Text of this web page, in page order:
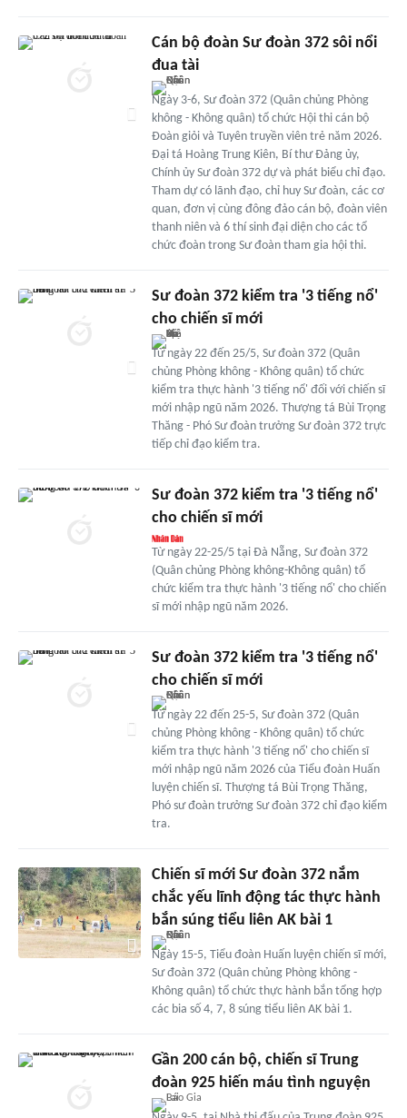
Cán bộ đoàn Sư đoàn 372 sôi nổi
đua tài
Ngày 3-6, Sư đoàn 372 (Quân chủng Phòng
không - Không quân) tổ chức Hội thi cán bộ
Đoàn giỏi và Tuyên truyền viên trẻ năm 2026.
Đại tá Hoàng Trung Kiên, Bí thư Đảng ủy,
Chính ủy Sư đoàn 372 dự và phát biểu chỉ đạo.
Tham dự có lãnh đạo, chỉ huy Sư đoàn, các cơ
quan, đơn vị cùng đông đảo cán bộ, đoàn viên
thanh niên và 6 thí sinh đại diện cho các tổ
chức đoàn trong Sư đoàn tham gia hội thi.
Sư đoàn 372 kiểm tra '3 tiếng nổ'
cho chiến sĩ mới
Từ ngày 22 đến 25/5, Sư đoàn 372 (Quân
chủng Phòng không - Không quân) tổ chức
kiểm tra thực hành '3 tiếng nổ' đối với chiến sĩ
mới nhập ngũ năm 2026. Thượng tá Bùi Trọng
Thăng - Phó Sư đoàn trưởng Sư đoàn 372 trực
tiếp chỉ đạo kiểm tra.
Sư đoàn 372 kiểm tra '3 tiếng nổ'
cho chiến sĩ mới
Từ ngày 22-25/5 tại Đà Nẵng, Sư đoàn 372
(Quân chủng Phòng không-Không quân) tổ
chức kiểm tra thực hành '3 tiếng nổ' cho chiến
sĩ mới nhập ngũ năm 2026.
Sư đoàn 372 kiểm tra '3 tiếng nổ'
cho chiến sĩ mới
Từ ngày 22 đến 25-5, Sư đoàn 372 (Quân
chủng Phòng không - Không quân) tổ chức
kiểm tra thực hành '3 tiếng nổ' cho chiến sĩ
mới nhập ngũ năm 2026 của Tiểu đoàn Huấn
luyện chiến sĩ. Thượng tá Bùi Trọng Thăng,
Phó sư đoàn trưởng Sư đoàn 372 chỉ đạo kiểm
tra.
Chiến sĩ mới Sư đoàn 372 nắm
chắc yếu lĩnh động tác thực hành
bắn súng tiểu liên AK bài 1
Ngày 15-5, Tiểu đoàn Huấn luyện chiến sĩ mới,
Sư đoàn 372 (Quân chủng Phòng không -
Không quân) tổ chức thực hành bắn tổng hợp
các bia số 4, 7, 8 súng tiểu liên AK bài 1.
Gần 200 cán bộ, chiến sĩ Trung
đoàn 925 hiến máu tình nguyện